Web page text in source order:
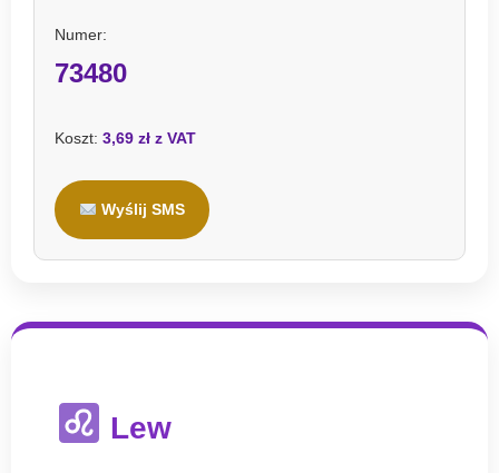
Numer:
73480
Koszt: 3,69 zł z VAT
Wyślij SMS
Lew